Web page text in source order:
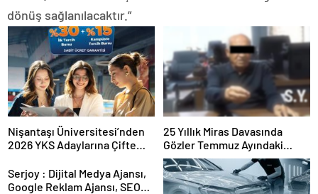
dönüş sağlanılacaktır.”
Nişantaşı Üniversitesi’nden
2026 YKS Adaylarına Çifte
Kesintisiz Burs
25 Yıllık Miras Davasında
Gözler Temmuz Ayındaki
Karar Duruşmasına Çevrildi
Serjoy : Dijital Medya Ajansı,
Google Reklam Ajansı, SEO